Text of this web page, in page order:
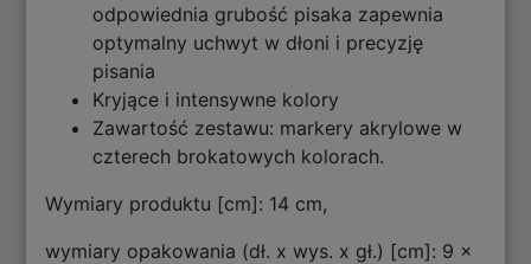
odpowiednia grubość pisaka zapewnia
optymalny uchwyt w dłoni i precyzję
pisania
Kryjące i intensywne kolory
Zawartość zestawu: markery akrylowe w
czterech brokatowych kolorach.
Wymiary produktu [cm]: 14 cm,
wymiary opakowania (dł. x wys. x gł.) [cm]: 9 x